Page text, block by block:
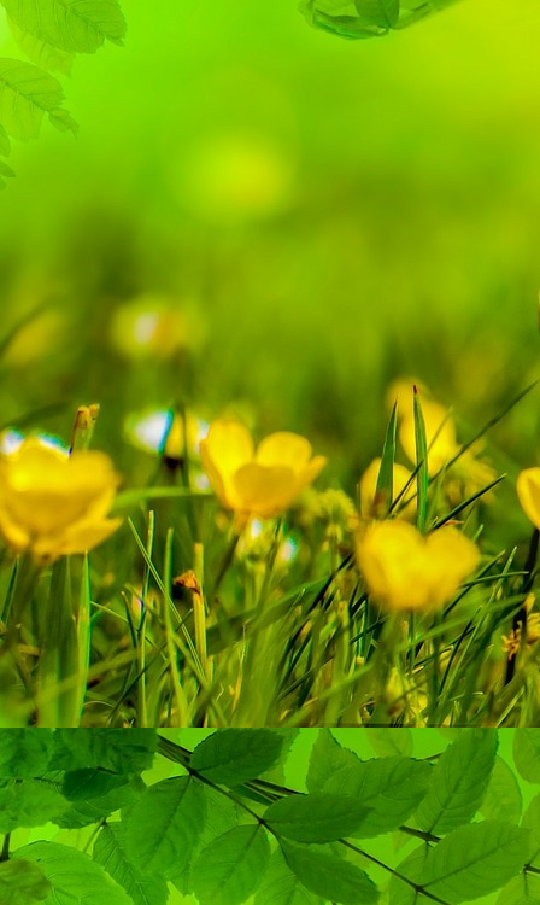
Sammy _ VaudevilleVariety_(c)MaAini_Anne-
KathrinRunge_2018
Lina Li _ Sandmalerie